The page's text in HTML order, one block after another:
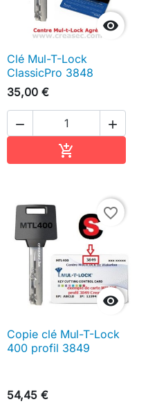

Clé Mul-T-Lock
ClassicPro 3848
35,00 €
 


favorite_border
Copie clé Mul-T-Lock
400 profil 3849
54,45 €